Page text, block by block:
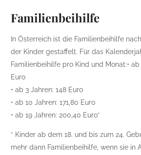
Familienbeihilfe
In Österreich ist die Familienbeihilfe
der Kinder gestaffelt. Für das
Familienbeihilfe pro Kind und Monat:• ab
Euro
• ab 3 Jahren: 148 Euro
• ab 10 Jahren: 171,80 Euro
• ab 19 Jahren: 200,40 Euro*
* Kinder ab dem 18. und bis zum 24.
mehr dann Familienbeihilfe, wenn sie in